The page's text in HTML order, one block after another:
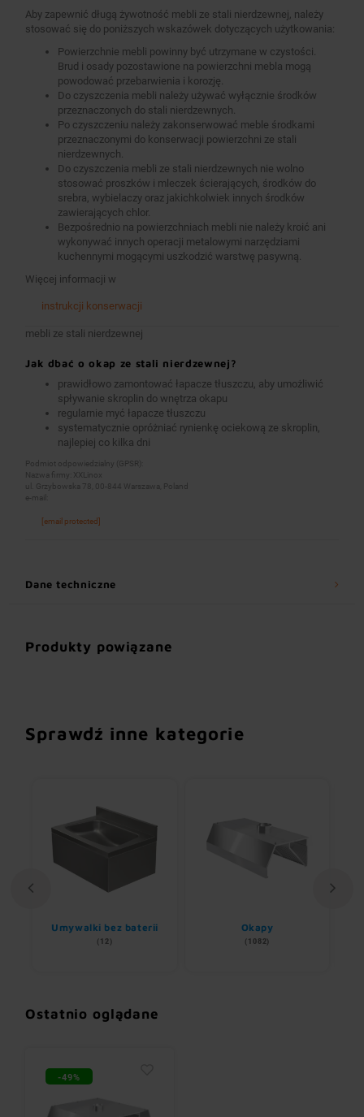
Aby zapewnić długą żywotność mebli ze stali nierdzewnej, należy
stosować się do poniższych wskazówek dotyczących użytkowania:
Powierzchnie mebli powinny być utrzymane w czystości.
Brud i osady pozostawione na powierzchni mebla mogą
powodować przebarwienia i korozję.
Do czyszczenia mebli należy używać wyłącznie środków
przeznaczonych do stali nierdzewnych.
Po czyszczeniu należy zakonserwować meble środkami
przeznaczonymi do konserwacji powierzchni ze stali
nierdzewnych.
Do czyszczenia mebli ze stali nierdzewnych nie wolno
stosować proszków i mleczek ścierających, środków do
srebra, wybielaczy oraz jakichkolwiek innych środków
zawierających chlor.
Bezpośrednio na powierzchniach mebli nie należy kroić ani
wykonywać innych operacji metalowymi narzędziami
kuchennymi mogącymi uszkodzić warstwę pasywną.
Więcej informacji w
instrukcji konserwacji
mebli ze stali nierdzewnej
Jak dbać o okap ze stali nierdzewnej?
prawidłowo zamontować łapacze tłuszczu, aby umożliwić
spływanie skroplin do wnętrza okapu
regularnie myć łapacze tłuszczu
systematycznie opróżniać rynienkę ociekową ze skroplin,
najlepiej co kilka dni
Podmiot odpowiedzialny (GPSR):
Nazwa firmy: XXLinox
ul. Grzybowska 78, 00-844 Warszawa, Poland
e-mail:
[email protected]
Dane techniczne
Produkty powiązane
Sprawdź inne kategorie
Umywalki bez baterii
(12)
Okapy
(1082)
Ostatnio oglądane
-49%